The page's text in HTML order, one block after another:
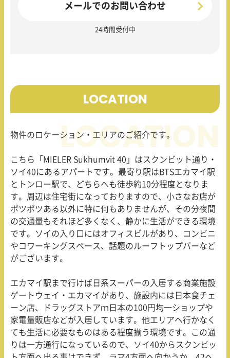
メールでのお問い合わせ
24時間受付中
LOCATION
物件のロケーション・エリアのご紹介です。
こちら「MIELER Sukhumvit 40」はスクンビット通り・
ソイ40にあるアパートです。最寄り駅は BTSエカマイ駅
とトンロー駅で、どちらへも徒歩約10分程度となりま
す。周辺は住宅街になっておりますので、小さなお店が
ポツポツある以外に特に何もありませんが、その分夜間
の交通量もそれほど多くなく、静かに生活ができる環境
です。ソイの入り口にはオフィスビルがあり、コンビニ
やコワーキングスペース、話題のルーフトップバーなど
がございます。
エカマイ駅まで行けば日系スーパーの入居する商業施設
ゲートウェイ・エカマイがあり、施設内には日本食チェ
ーン店、ドラッグストアｍ日本の100円均一ショップや
家電量販店などが入居しています。他エリアへ行かなく
ても生活に必要なものはある程度揃う環境です。この通
りは一方通行になっているので、ソイ40からスクンビッ